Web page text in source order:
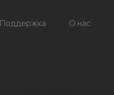
Поддержка О нас